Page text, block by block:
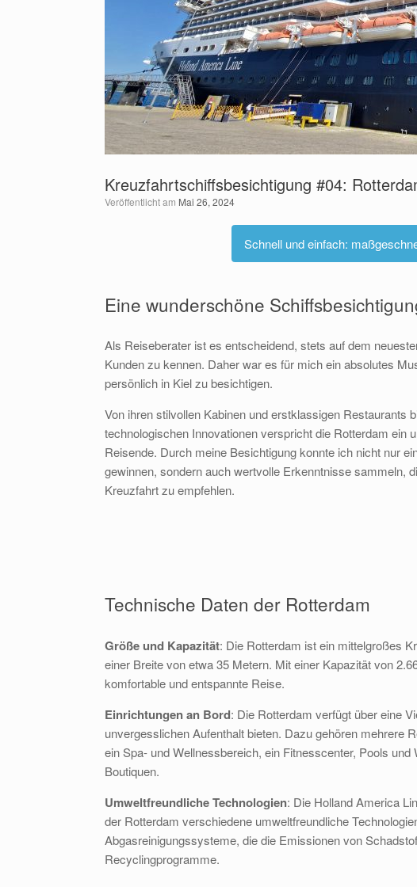
Kreuzfahrtschiffsbesichtigung #04:
Veröffentlicht am Mai 26, 2024
Schnell und einfach:
Eine wunderschöne
Als Reiseberater ist es entscheidend, stets auf dem
Kunden zu kennen. Daher war es für mich ein absolutes
persönlich in Kiel zu besichtigen.
Von ihren stilvollen Kabinen und erstklassigen Restaurants
technologischen Innovationen verspricht die Rotterdam
Reisende. Durch meine Besichtigung konnte ich nicht nur
gewinnen, sondern auch wertvolle Erkenntnisse sammeln,
Kreuzfahrt zu empfehlen.
Technische Daten der Rotterdam
Größe und Kapazität: Die Rotterdam ist ein mittelgroßes
einer Breite von etwa 35 Metern. Mit einer Kapazität von
komfortable und entspannte Reise.
Einrichtungen an Bord: Die Rotterdam verfügt über eine
unvergesslichen Aufenthalt bieten. Dazu gehören mehrere
ein Spa- und Wellnessbereich, ein Fitnesscenter, Pools
Boutiquen.
Umweltfreundliche Technologien: Die Holland America
der Rotterdam verschiedene umweltfreundliche
Abgasreinigungssysteme, die die Emissionen von
Recyclingprogramme.